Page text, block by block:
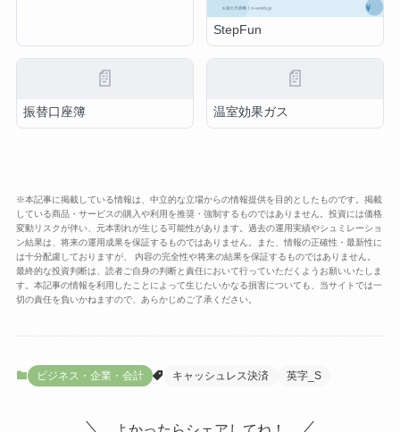
StepFun
📄
振替口座簿
📄
温室効果ガス
※本記事に掲載している情報は、中立的な立場からの情報提供を目的としたものです。掲載
している商品・サービスの購入や利用を推奨・強制するものではありません。投資には価格
変動リスクが伴い、元本割れが生じる可能性があります。過去の運用実績やシュミレーショ
ン結果は、将来の運用成果を保証するものではありません。また、情報の正確性・最新性に
は十分配慮しておりますが、 内容の完全性や将来の結果を保証するものではありません。
最終的な投資判断は、読者ご自身の判断と責任において行っていただくようお願いいたしま
す。本記事の情報を利用したことによって生じたいかなる損害についても、当サイトでは一
切の責任を負いかねますので、あらかじめご了承ください。
ビジネス・企業・会計 キャッシュレス決済 英字_S